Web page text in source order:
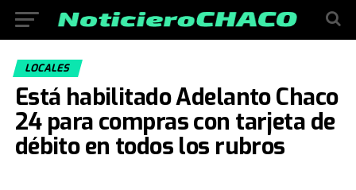
LOCALES
Está habilitado Adelanto Chaco
24 para compras con tarjeta de
débito en todos los rubros